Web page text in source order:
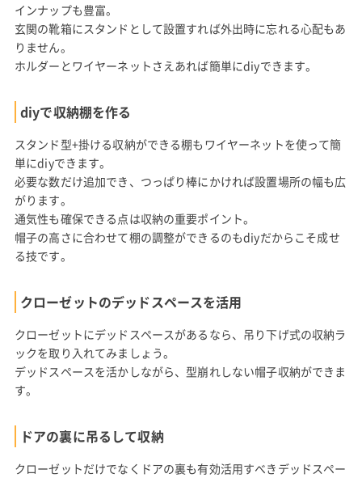
インナップも豊富。
玄関の靴箱にスタンドとして設置すれば外出時に忘れる心配もあ
りません。
ホルダーとワイヤーネットさえあれば簡単にdiyできます。
diyで収納棚を作る
スタンド型+掛ける収納ができる棚もワイヤーネットを使って簡
単にdiyできます。
必要な数だけ追加でき、つっぱり棒にかければ設置場所の幅も広
がります。
通気性も確保できる点は収納の重要ポイント。
帽子の高さに合わせて棚の調整ができるのもdiyだからこそ成せ
る技です。
クローゼットのデッドスペースを活用
クローゼットにデッドスペースがあるなら、吊り下げ式の収納ラ
ックを取り入れてみましょう。
デッドスペースを活かしながら、型崩れしない帽子収納ができま
す。
ドアの裏に吊るして収納
クローゼットだけでなくドアの裏も有効活用すべきデッドスペー